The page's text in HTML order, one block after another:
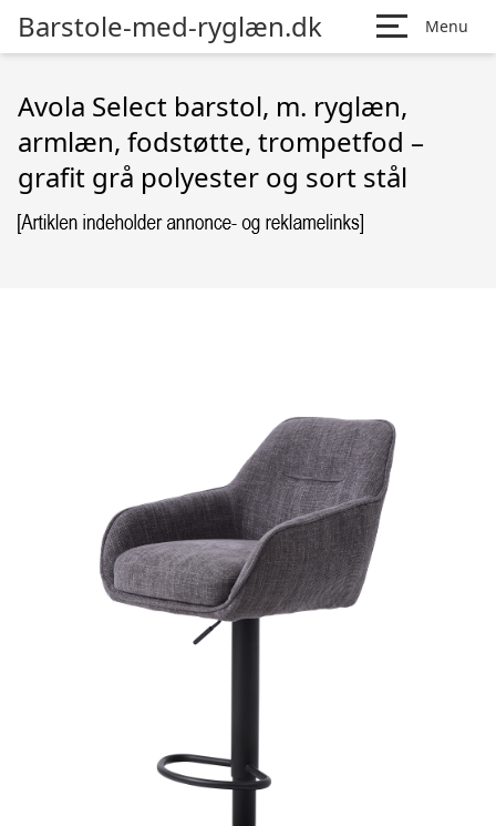
Barstole-med-ryglæn.dk Menu
Avola Select barstol, m. ryglæn,
armlæn, fodstøtte, trompetfod –
grafit grå polyester og sort stål